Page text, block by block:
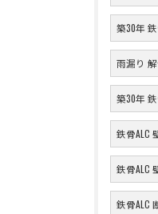
築30年
雨漏り
築30年
鉄骨ALC
鉄骨ALC
鉄骨ALC